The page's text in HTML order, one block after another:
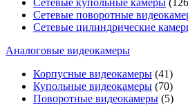
Сетевые купольные камеры
Сетевые поворотные
Сетевые цилиндрические
Аналоговые видеокамеры
Корпусные видеокамеры (41)
Купольные видеокамеры (70)
Поворотные видеокамеры (5)